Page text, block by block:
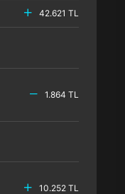
42.621 TL
1.864 TL
10.252 TL